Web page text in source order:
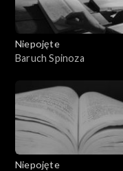
Niepojęte
Baruch Spinoza
Niepojęte